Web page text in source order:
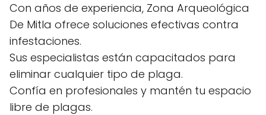
Con años de experiencia, Zona Arqueológica
De Mitla ofrece soluciones efectivas contra
infestaciones.
Sus especialistas están capacitados para
eliminar cualquier tipo de plaga.
Confía en profesionales y mantén tu espacio
libre de plagas.